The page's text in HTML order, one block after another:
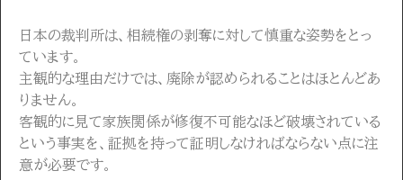
日本の裁判所は、相続権の剥奪に対して慎重な姿勢をとっ
ています。
主観的な理由だけでは、廃除が認められることはほとんどあ
りません。
客観的に見て家族関係が修復不可能なほど破壊されている
という事実を、証拠を持って証明しなければならない点に注
意が必要です。